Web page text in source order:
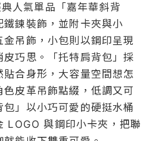
人氣單品「嘉年華斜背
鍊裝飾，並附卡夾與小
吊飾，小包則以鋼印呈現
巧思。「托特肩背包」採
合身形，大容量空間想怎
皮革吊飾點綴，低調又可
」以小巧可愛的硬挺水桶
LOGO 與鋼印小卡夾，把聯